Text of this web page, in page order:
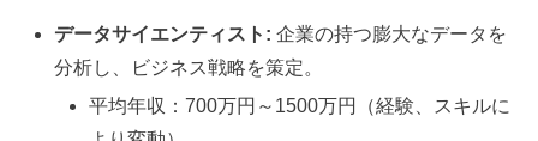
データサイエンティスト: 企業の持つ膨大なデータを
分析し、ビジネス戦略を策定。
平均年収：700万円～1500万円（経験、スキルに